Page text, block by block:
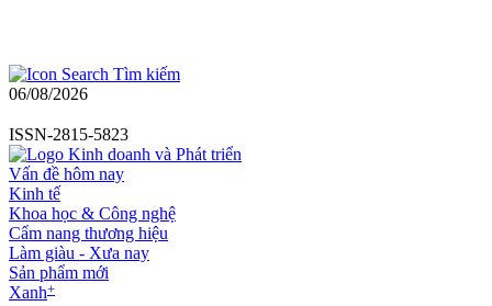
Tìm kiếm
06/08/2026
ISSN-2815-5823
Vấn đề hôm nay
Kinh tế
Khoa học & Công nghệ
Cẩm nang thương hiệu
Làm giàu - Xưa nay
Sản phẩm mới
Xanh+